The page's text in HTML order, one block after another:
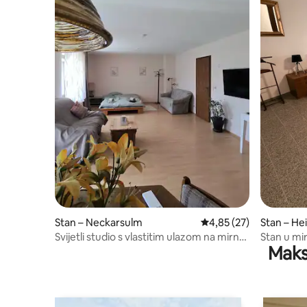
Stan – Neckarsulm Prosječna ocjena:
4,85 (27)
Svijetli studio s vlastitim ulazom na mirnoj
Stan –
Stan u